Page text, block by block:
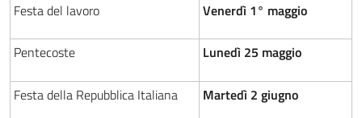
Festa del lavoro Venerdì 1° maggio
Pentecoste Lunedì 25 maggio
Festa della Repubblica Italiana Martedì 2 giugno